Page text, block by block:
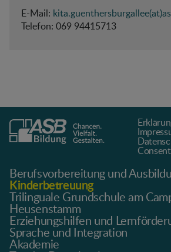
E-Mail:
Telefon: 069 94415713
Berufsvorbereitung und
Kinderbetreuung
Trilinguale Grundschule am
Heusenstamm
Erziehungshilfen und
Sprache und Integration
Akademie